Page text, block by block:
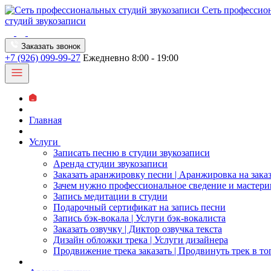
Сеть
студий звукозаписи
Заказать звонок
+7 (926) 099-99-27 Ежедневно 8:00 - 19:00
Главная
Услуги
Записать песню в студии звукозаписи
Аренда студии звукозаписи
Заказать аранжировку песни | Аранжировка на заказ
Зачем нужно профессиональное сведение и
Запись медитации в студии
Подарочный сертификат на запись песни
Запись бэк-вокала | Услуги бэк-вокалиста
Заказать озвучку | Диктор озвучка текста
Дизайн обложки трека | Услуги дизайнера
Продвижение трека заказать | Продвинуть трек в